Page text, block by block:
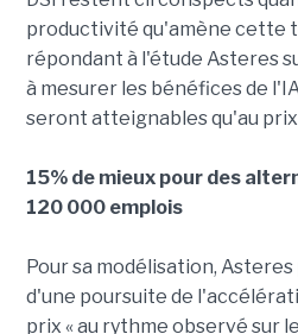
productivité qu'amène cette
répondant à l'étude Asteres
à mesurer les bénéfices de
seront atteignables qu'au
15% de mieux pour des
120 000 emplois
Pour sa modélisation,
d'une poursuite de
prix « au rythme observé sur